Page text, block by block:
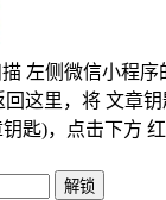
左侧微信小程序
回这里，将 文章
匙)，点击下方